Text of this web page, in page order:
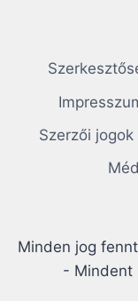
Szerzői jogok
Minden jog
- Mindent